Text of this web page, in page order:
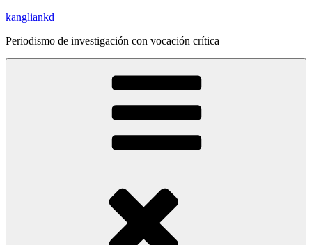
Saltar
contenido
kangliankd
Periodismo de investigación con vocación crítica